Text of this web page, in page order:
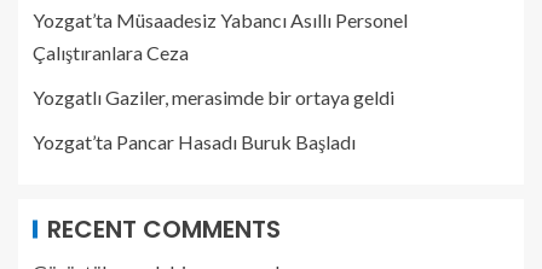
Yozgat’ta Müsaadesiz Yabancı Asıllı Personel
Çalıştıranlara Ceza
Yozgatlı Gaziler, merasimde bir ortaya geldi
Yozgat’ta Pancar Hasadı Buruk Başladı
RECENT COMMENTS